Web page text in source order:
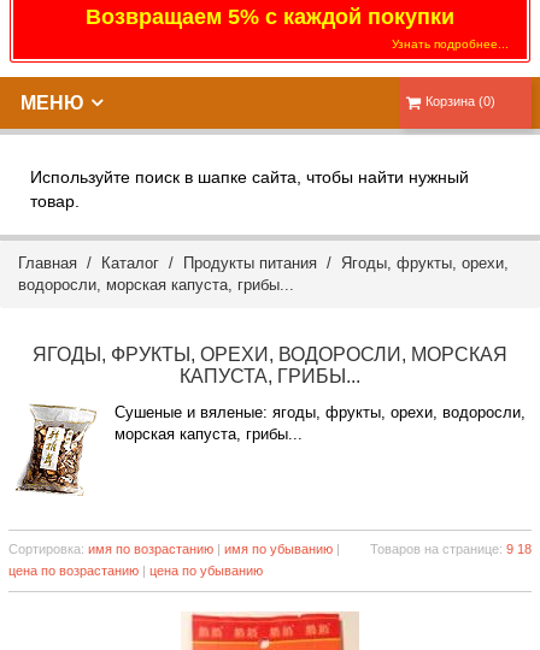
Возвращаем 5% с каждой покупки
Узнать подробнее...
Корзина (0)
МЕНЮ
Используйте поиск в шапке сайта, чтобы найти нужный
товар.
Главная / Каталог / Продукты питания / Ягоды, фрукты, орехи,
водоросли, морская капуста, грибы...
ЯГОДЫ, ФРУКТЫ, ОРЕХИ, ВОДОРОСЛИ, МОРСКАЯ
КАПУСТА, ГРИБЫ...
Сушеные и вяленые: ягоды, фрукты, орехи, водоросли,
морская капуста, грибы...
Товаров на странице:9 18
Сортировка: имя по возрастанию| имя по убыванию|
цена по возрастанию| цена по убыванию